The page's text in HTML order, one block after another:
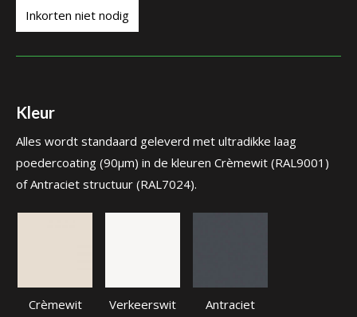
Inkorten niet nodig
Kleur
Alles wordt standaard geleverd met ultradikke laag
poedercoating (90µm) in de kleuren Crèmewit (RAL9001)
of Antraciet structuur (RAL7024).
Crèmewit
Verkeerswit
Antraciet